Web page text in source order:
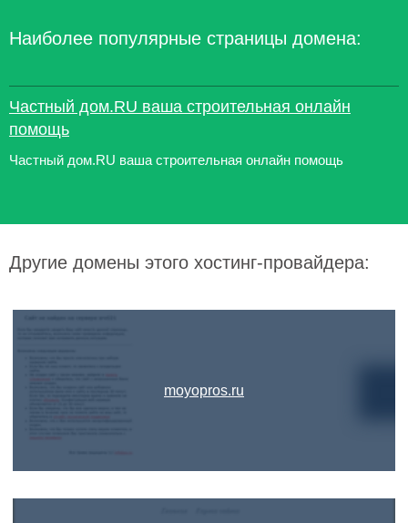
Наиболее популярные страницы домена:
Частный дом.RU ваша строительная онлайн
помощь
Частный дом.RU ваша строительная онлайн помощь
Другие домены этого хостинг-провайдера:
moyopros.ru